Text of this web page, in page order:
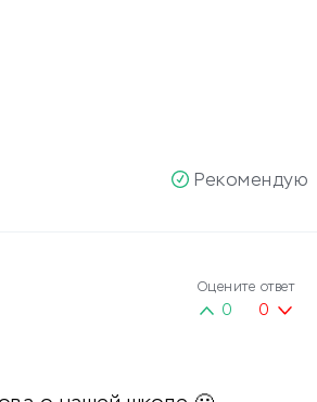
Рекомендую
Оцените ответ
0 0